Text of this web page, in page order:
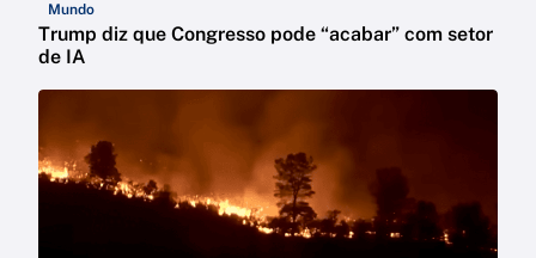
Mundo
Trump diz que Congresso pode “acabar” com setor
de IA